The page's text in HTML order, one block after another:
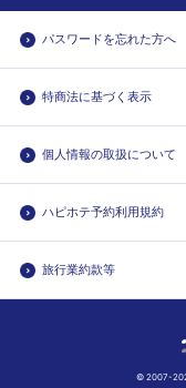
パスワードを忘れた方へ
特商法に基づく表示
個人情報の取扱について
ハピホテ予約利用規約
旅行業約款等
© 2007-